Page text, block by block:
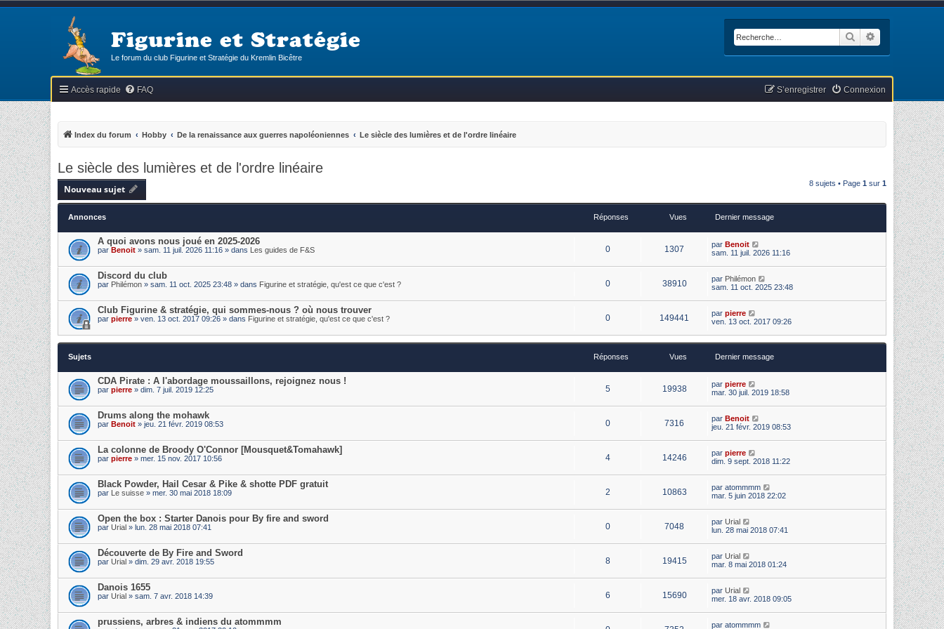
Figurine et Stratégie
Le forum du club Figurine et Stratégie du Kremlin Bicêtre
Rechercher
Accès rapide FAQ Connexion
S’enregistrer
Index du forum Hobby De la renaissance aux guerres napoléoniennes Le siècle des lumières et de l'ordre linéaire
Le siècle des lumières et de l'ordre linéaire
Nouveau sujet 8 sujets • Page 1 sur 1
Annonces Réponses Vues Dernier message
A quoi avons nous joué en 2025-2026
par Benoit » sam. 11 juil. 2026 11:16 » dans Les guides de F&S 0 1307 par Benoit
sam. 11 juil. 2026 11:16
Discord du club
par Philémon » sam. 11 oct. 2025 23:48 » dans Figurine et stratégie, qu'est ce que c'est ? 0 38910 par Philémon
sam. 11 oct. 2025 23:48
Club Figurine & stratégie, qui sommes-nous ? où nous trouver
par pierre » ven. 13 oct. 2017 09:26 » dans Figurine et stratégie, qu'est ce que c'est ? 0 149441 par pierre
ven. 13 oct. 2017 09:26
Sujets Réponses Vues Dernier message
CDA Pirate : A l'abordage moussaillons, rejoignez nous !
par pierre » dim. 7 juil. 2019 12:25 5 19938 par pierre
mar. 30 juil. 2019 18:58
Drums along the mohawk
par Benoit » jeu. 21 févr. 2019 08:53 0 7316 par Benoit
jeu. 21 févr. 2019 08:53
La colonne de Broody O'Connor [Mousquet&Tomahawk]
par pierre » mer. 15 nov. 2017 10:56 4 14246 par pierre
dim. 9 sept. 2018 11:22
Black Powder, Hail Cesar & Pike & shotte PDF gratuit
par Le suisse » mer. 30 mai 2018 18:09 2 10863 par atommmm
mar. 5 juin 2018 22:02
Open the box : Starter Danois pour By fire and sword
par Urial » lun. 28 mai 2018 07:41 0 7048 par Urial
lun. 28 mai 2018 07:41
Découverte de By Fire and Sword
par Urial » dim. 29 avr. 2018 19:55 8 19415 par Urial
mar. 8 mai 2018 01:24
Danois 1655
par Urial » sam. 7 avr. 2018 14:39 6 15690 par Urial
mer. 18 avr. 2018 09:05
prussiens, arbres & indiens du atommmm par atommmm